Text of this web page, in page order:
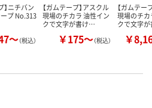
】ニチバン
プ No.313
～（税込）
【ガムテープ】アスクル
現場のチカラ 油性イン
クで文字が書け…
￥175～（税込）
【ガムテー
現場のチ
クで文字
￥